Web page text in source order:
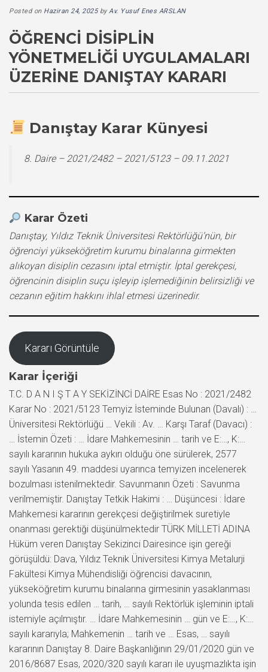
Posted on Haziran 24, 2025byAv. Yusuf Enes ARSLAN
ÖĞRENCI DISIPLIN
YÖNETMELIĞI UYGULAMALARI
ÜZERINE DANIŞTAY KARARI
Danıştay Karar Künyesi
8. Daire – 2021/2482 – 2021/5123 – 09.11.2021
Karar Özeti
Danıştay, Yıldız Teknik Üniversitesi Rektörlüğü’nün, bir
öğrenciyi yükseköğretim kurumu binalarına girmekten
alıkoyan disiplin cezasını iptal etmiştir. İptal gerekçesi,
öğrencinin disiplin suçu işleyip işlemediğinin belirsizliği ve
cezanın eğitim hakkını ihlal etmesi üzerinedir.
Kararı Görüntüle
Karar İçeriği
T.C. D A N I Ş T A Y SEKİZİNCİ DAİRE Esas No : 2021/2482
Karar No : 2021/5123 Temyiz İsteminde Bulunan (Davalı) : …
Üniversitesi Rektörlüğü … Vekili : Av. … Karşı Taraf (Davacı) :
… İstemin Özeti : … İdare Mahkemesinin … tarih ve E:…, K:…
sayılı kararının hukuka aykırı olduğu öne sürülerek, 2577
sayılı Yasanın 49. maddesi uyarınca temyizen incelenerek
bozulması istenilmektedir. Savunmanın Özeti : Savunma
verilmemiştir. Danıştay Tetkik Hakimi : … Düşüncesi : İdare
Mahkemesi kararının gerekçesi değiştirilmek suretiyle
onanması gerektiği düşünülmektedir TÜRK MİLLETİ ADINA
Hüküm veren Danıştay Sekizinci Dairesince işin gereği
görüşüldü: Dava, Yıldız Teknik Üniversitesi Kimya Metalurji
Fakültesi Kimya Mühendisliği öğrencisi davacının,
yükseköğretim kurumu binalarına girmesinin yasaklanması
yolunda tesis edilen … tarih, … sayılı Rektörlük işleminin iptali
istemiyle açılmıştır. … İdare Mahkemesinin … gün ve E:…, K:…
sayılı kararıyla; Mahkemenin … tarih ve … Esas, … sayılı
kararının Danıştay 8. Daire Başkanlığının 29/01/2020 gün ve
2016/8687 Esas, 2020/320 sayılı kararı ile uyuşmazlıkta işin